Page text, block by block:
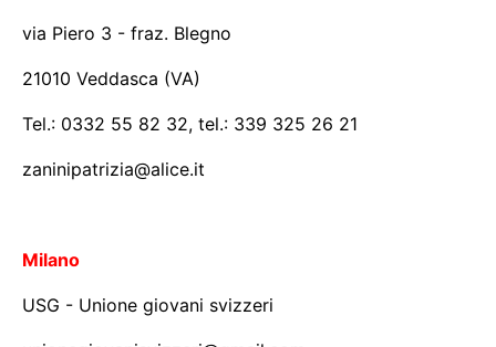
via Piero 3 - fraz. Blegno
21010 Veddasca (VA)
Tel.: 0332 55 82 32, tel.: 339 325 26 21
zaninipatrizia@alice.it
Milano
USG - Unione giovani svizzeri